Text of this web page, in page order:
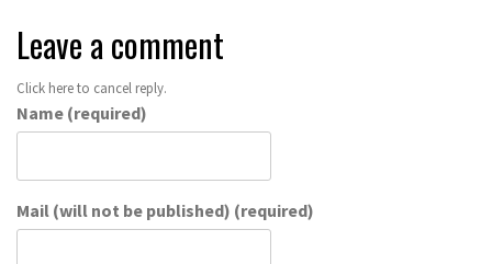
Leave a comment
Click here to cancel reply.
Name (required)
Mail (will not be published) (required)